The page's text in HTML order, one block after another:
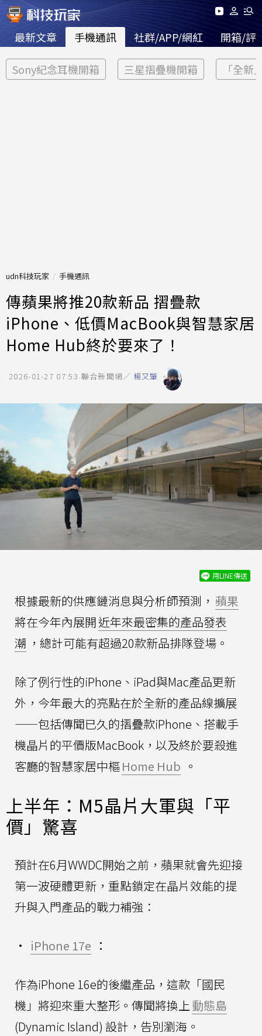
最新文章 手機通訊 社群/APP/網紅 開箱/評
Sony紀念耳機開箱 三星摺疊機開箱 「全新
udn科技玩家 手機通訊
傳蘋果將推20款新品 摺疊款
iPhone、低價MacBook與智慧家居
Home Hub終於要來了！
2026-01-27 07:53 聯合新聞網／ 楊又肇
用LINE傳送
根據最新的供應鏈消息與分析師預測， 蘋果
將在今年內展開近年來最密集的產品發表
潮 ，總計可能有超過20款新品排隊登場。
除了例行性的iPhone、iPad與Mac產品更新
外，今年最大的亮點在於全新的產品線擴展
——包括傳聞已久的摺疊款iPhone、搭載手
機晶片的平價版MacBook，以及終於要殺進
客廳的智慧家居中樞Home Hub 。
上半年：M5晶片大軍與「平
價」驚喜
預計在6月WWDC開始之前，蘋果就會先迎接
第一波硬體更新，重點鎖定在晶片效能的提
升與入門產品的戰力補強：
• iPhone 17e ：
作為iPhone 16e的後繼產品，這款「國民
機」將迎來重大整形。傳聞將換上動態島
(Dynamic Island) 設計，告別瀏海。